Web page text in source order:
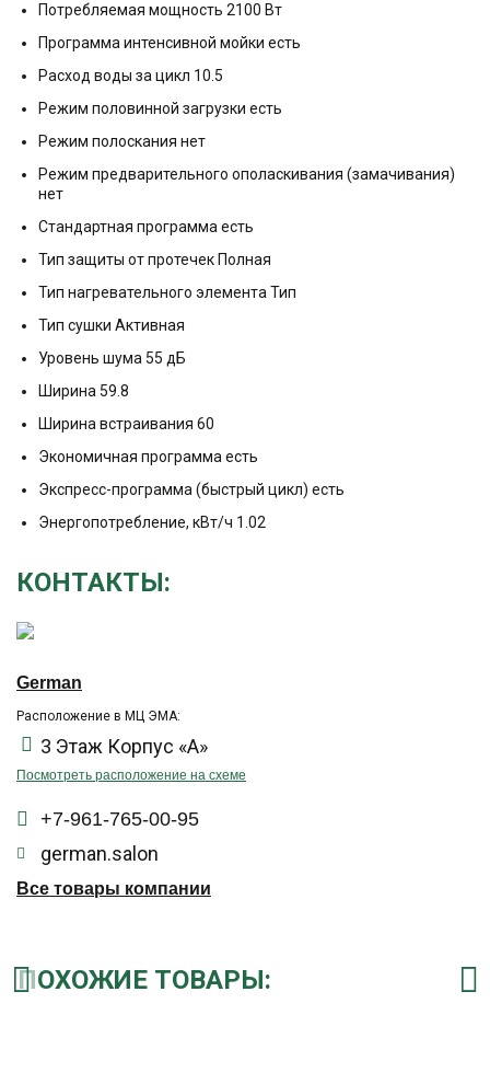
Потребляемая мощность 2100 Вт
Программа интенсивной мойки есть
Расход воды за цикл 10.5
Режим половинной загрузки есть
Режим полоскания нет
Режим предварительного ополаскивания (замачивания)
нет
Стандартная программа есть
Тип защиты от протечек Полная
Тип нагревательного элемента Тип
Тип сушки Активная
Уровень шума 55 дБ
Ширина 59.8
Ширина встраивания 60
Экономичная программа есть
Экспресс-программа (быстрый цикл) есть
Энергопотребление, кВт/ч 1.02
КОНТАКТЫ:
German
Расположение в МЦ ЭМА:
3 Этаж Корпус «А»
Посмотреть расположение на схеме
+7-961-765-00-95
german.salon
Все товары компании
ПОХОЖИЕ ТОВАРЫ: